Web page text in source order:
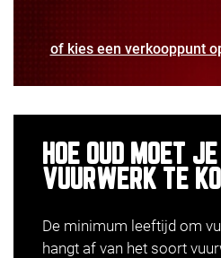
of kies een verkooppunt
HOE OUD MOET
VUURWERK TE
De minimum leeftijd om
hangt af van het soort